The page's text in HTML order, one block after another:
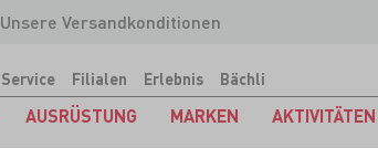
Unsere Versandkonditionen
Service Filialen Erlebnis Bächli
AUSRÜSTUNG MARKEN AKTIVITÄTEN